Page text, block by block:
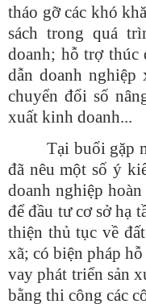
tháo gỡ các khó
sách trong quá
doanh; hỗ trợ thúc
dẫn doanh nghiệp
chuyển đổi số
xuất kinh doanh...
Tại buổi gặp
đã nêu một số ý
doanh nghiệp
để đầu tư cơ sở hạ
thiện thủ tục về
xã; có biện pháp
vay phát triển sản
bằng thi công các